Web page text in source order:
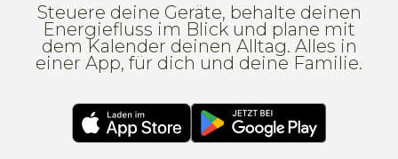
Steuere deine Geräte, behalte deinen
Energiefluss im Blick und plane mit
dem Kalender deinen Alltag. Alles in
einer App, für dich und deine Familie.